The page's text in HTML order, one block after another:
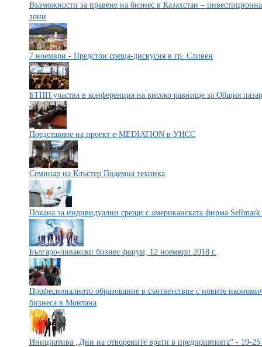
Възможности за правене на бизнес в Казахстан –
зони
7 ноември - Предстои среща-дискусия в гр. Сливен
БТПП участва в конференция на високо равнище за Общия пазар
Представяне на проект e-MEDIATION в УНСС
Семинар на Клъстер Подемна техника
Покана за индивидуални срещи с американската фирма
Българо-ливански бизнес форум, 12 ноември 2018 г.
Професионалното образование в съответствие с новите
бизнеса в Монтана
Инициатива „Дни на отворените врати в предприятията“ - 19-